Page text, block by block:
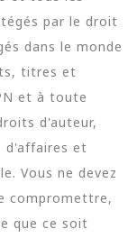
par le droit
dans le monde
titres et
et à toute
d'auteur,
d'affaires et
Vous ne devez
compromettre,
que ce soit